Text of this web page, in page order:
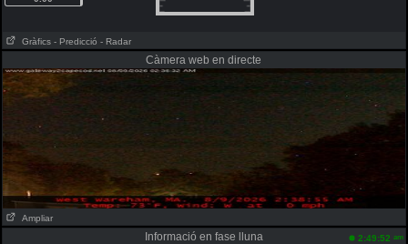
Gràfics - Predicció - Radar
Càmera web en directe
Ampliar
Informació en fase lluna 2:49:52 am